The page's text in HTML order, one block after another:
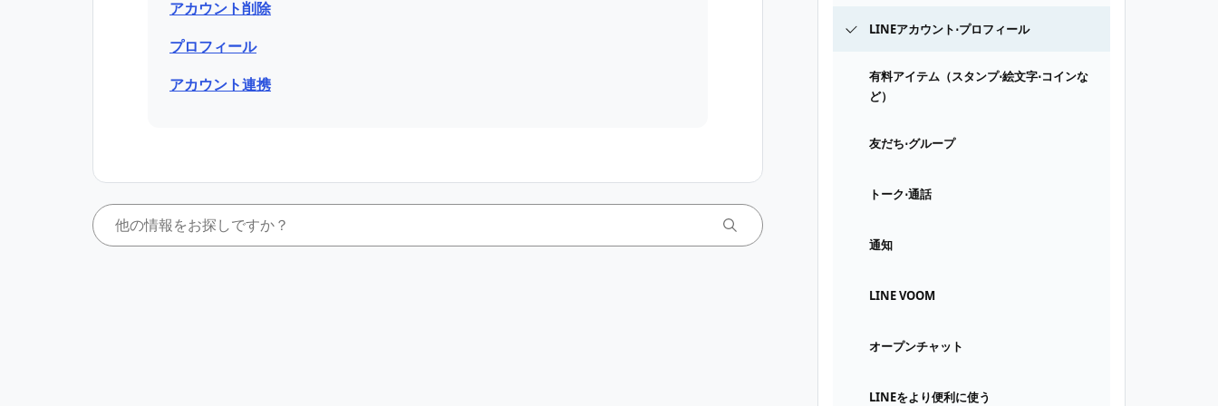
LINEアカウント⋅プロフィール
有料アイテム（スタンプ⋅絵文字⋅コインな
ど）
友だち⋅グループ
トーク⋅通話
通知
LINE VOOM
オープンチャット
LINEをより便利に使う
アカウント削除
プロフィール
アカウント連携